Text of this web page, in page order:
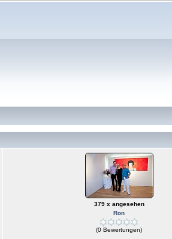
379 x angesehen
Ron
(0 Bewertungen)